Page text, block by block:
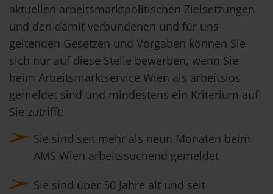
aktuellen arbeitsmarktpolitischen Zielsetzungen
und den damit verbundenen und für uns
geltenden Gesetzen und Vorgaben können Sie
sich nur auf diese Stelle bewerben, wenn Sie
beim Arbeitsmarktservice Wien als arbeitslos
gemeldet sind und mindestens ein Kriterium auf
Sie zutrifft:
Sie sind seit mehr als neun Monaten beim
AMS Wien arbeitssuchend gemeldet
Sie sind über 50 Jahre alt und seit